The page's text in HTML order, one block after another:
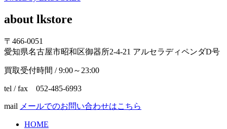
ブ
about lkstore
〒466-0051
愛知県名古屋市昭和区御器所2-4-21 アルセラディペンダD号
買取受付時間 / 9:00～23:00
tel / fax 052-485-6993
mail メールでのお問い合わせはこちら
HOME